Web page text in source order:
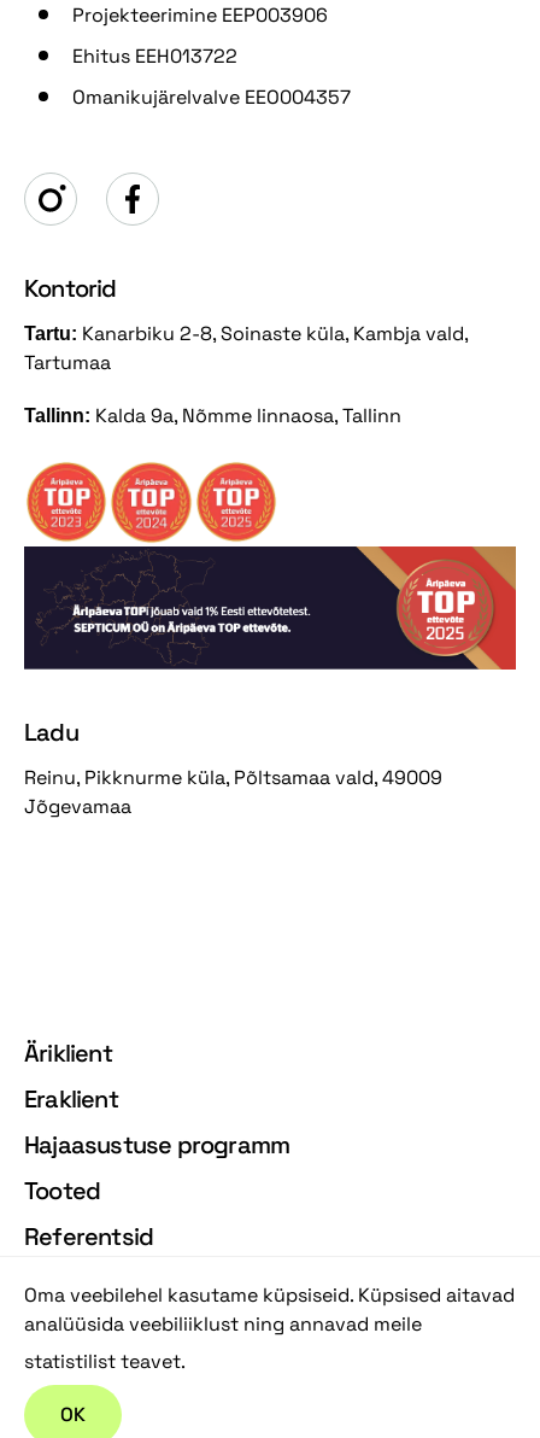
Projekteerimine EEP003906
Ehitus EEH013722
Omanikujärelvalve EEO004357
Kontorid
Tartu: Kanarbiku 2-8, Soinaste küla, Kambja vald,
Tartumaa
Tallinn: Kalda 9a, Nõmme linnaosa, Tallinn
Ladu
Reinu, Pikknurme küla, Põltsamaa vald, 49009
Jõgevamaa
Äriklient
Eraklient
Hajaasustuse programm
Tooted
Referentsid
Kontakt
Oma veebilehel kasutame küpsiseid. Küpsised aitavad
analüüsida veebiliiklust ning annavad meile
statistilist teavet.
OK